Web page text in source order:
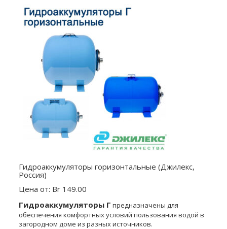
Гидроаккумуляторы горизонтальные (Джилекс,
Россия)
Цена от: Br 149.00
Гидроаккумуляторы Г предназначены для
обеспечения комфортных условий пользования водой в
загородном доме из разных источников.